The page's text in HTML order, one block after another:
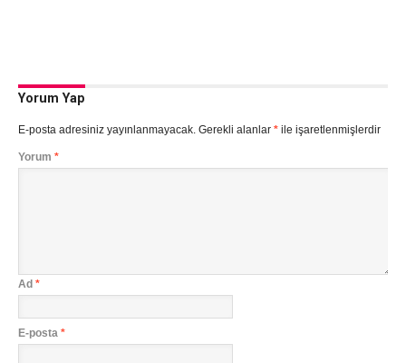
Yorum Yap
E-posta adresiniz yayınlanmayacak. Gerekli alanlar *ile işaretlenmişlerdir
Yorum *
Ad *
E-posta *